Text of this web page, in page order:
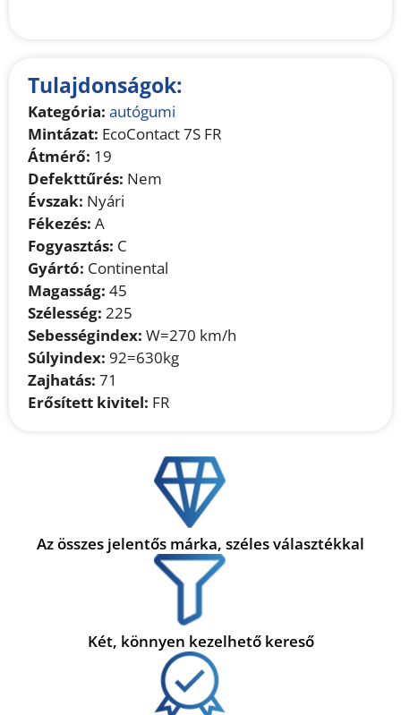
Tulajdonságok:
Kategória: autógumi
Mintázat: EcoContact 7S FR
Átmérő: 19
Defekttűrés: Nem
Évszak: Nyári
Fékezés: A
Fogyasztás: C
Gyártó: Continental
Magasság: 45
Szélesség: 225
Sebességindex: W=270 km/h
Súlyindex: 92=630kg
Zajhatás: 71
Erősített kivitel: FR
Az összes jelentős márka, széles választékkal
Két, könnyen kezelhető kereső